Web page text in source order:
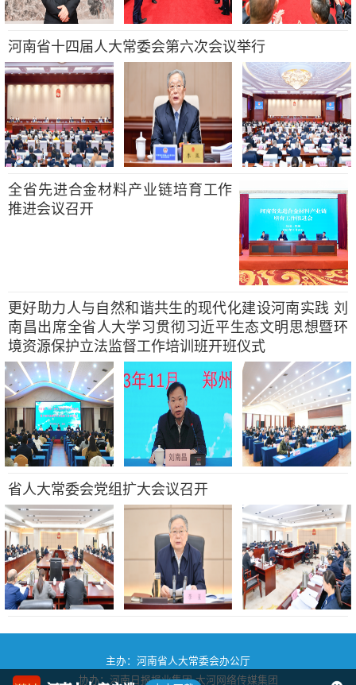
河南省十四届人大常委会第六次会议举行
全省先进合金材料产业链培育工作
推进会议召开
更好助力人与自然和谐共生的现代化建设河南实践 刘
南昌出席全省人大学习贯彻习近平生态文明思想暨环
境资源保护立法监督工作培训班开班仪式
省人大常委会党组扩大会议召开
主办：河南省人大常委会办公厅
协办：河南日报报业集团大河网络传媒集团